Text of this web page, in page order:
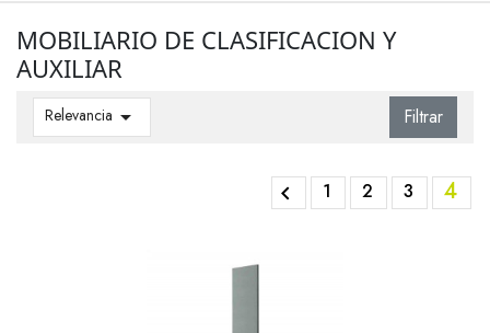
MOBILIARIO DE CLASIFICACION Y
AUXILIAR
Relevancia  Filtrar
 1 2 3 4